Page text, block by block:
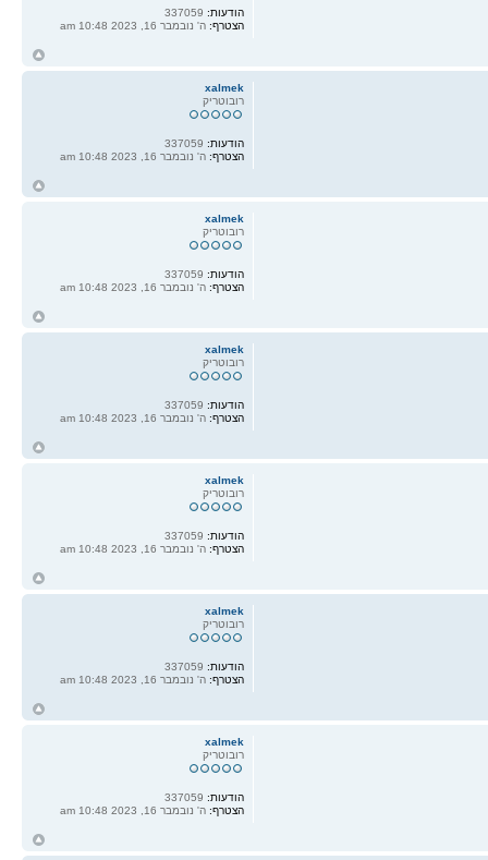
הודעות:337059
הצטרף:ה' נובמבר 16, 2023 10:48 am
xalmek
רובוטריק
הודעות:
הצטרף: ה' נובמבר 16, 2023 10:48 am
xalmek
רובוטריק
הודעות:337059
הצטרף:ה' נובמבר 16, 2023 10:48 am
xalmek
רובוטריק
הודעות:
הצטרף: ה' נובמבר 16, 2023 10:48 am
xalmek
רובוטריק
הודעות:337059
הצטרף:ה' נובמבר 16, 2023 10:48 am
xalmek
רובוטריק
הודעות:
הצטרף: ה' נובמבר 16, 2023 10:48 am
xalmek
רובוטריק
הודעות:337059
הצטרף:ה' נובמבר 16, 2023 10:48 am